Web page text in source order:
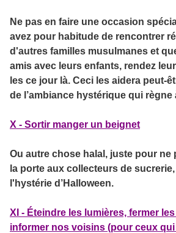
Ne pas en faire une occasion
avez pour habitude de rencontrer
d'autres familles musulmanes et
amis avec leurs enfants, rendez
les ce jour là. Ceci les aidera peut-
de l’ambiance hystérique qui règne
X - Sortir manger un beignet
Ou autre chose halal, juste pour ne
la porte aux collecteurs de
l'hystérie d’Halloween.
XI - Éteindre les lumières, fermer
informer nos voisins (pour ceux